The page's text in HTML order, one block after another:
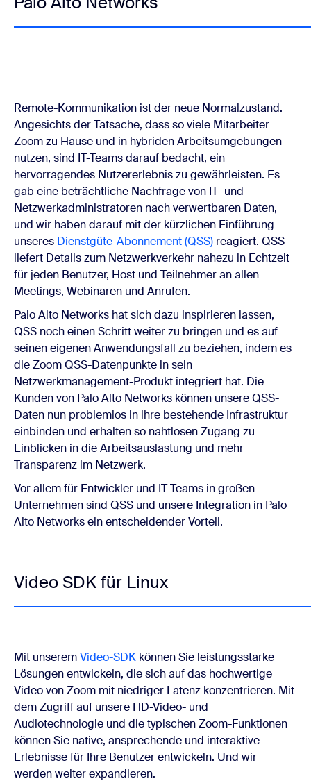
Remote-Kommunikation ist der neue Normalzustand.
Angesichts der Tatsache, dass so viele Mitarbeiter
Zoom zu Hause und in hybriden Arbeitsumgebungen
nutzen, sind IT-Teams darauf bedacht, ein
hervorragendes Nutzererlebnis zu gewährleisten. Es
gab eine beträchtliche Nachfrage von IT- und
Netzwerkadministratoren nach verwertbaren Daten,
und wir haben darauf mit der kürzlichen Einführung
unseres Dienstgüte-Abonnement (QSS) reagiert. QSS
liefert Details zum Netzwerkverkehr nahezu in Echtzeit
für jeden Benutzer, Host und Teilnehmer an allen
Meetings, Webinaren und Anrufen.
Palo Alto Networks hat sich dazu inspirieren lassen,
QSS noch einen Schritt weiter zu bringen und es auf
seinen eigenen Anwendungsfall zu beziehen, indem es
die Zoom QSS-Datenpunkte in sein
Netzwerkmanagement-Produkt integriert hat. Die
Kunden von Palo Alto Networks können unsere QSS-
Daten nun problemlos in ihre bestehende Infrastruktur
einbinden und erhalten so nahtlosen Zugang zu
Einblicken in die Arbeitsauslastung und mehr
Transparenz im Netzwerk.
Vor allem für Entwickler und IT-Teams in großen
Unternehmen sind QSS und unsere Integration in Palo
Alto Networks ein entscheidender Vorteil.
Video SDK für Linux
Mit unseremVideo-SDK können Sie leistungsstarke
Lösungen entwickeln, die sich auf das hochwertige
Video von Zoom mit niedriger Latenz konzentrieren. Mit
dem Zugriff auf unsere HD-Video- und
Audiotechnologie und die typischen Zoom-Funktionen
können Sie native, ansprechende und interaktive
Erlebnisse für Ihre Benutzer entwickeln. Und wir
werden weiter expandieren.